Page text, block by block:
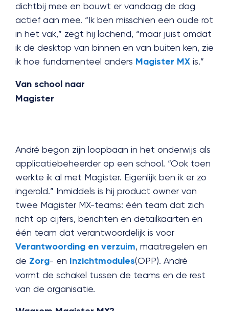
dichtbij mee en bouwt er vandaag de dag
actief aan mee. “Ik ben misschien een oude rot
in het vak,” zegt hij lachend, “maar juist omdat
ik de desktop van binnen en van buiten ken, zie
ik hoe fundamenteel anders Magister MX is.”
Van school naar
Magister
André begon zijn loopbaan in het onderwijs als
applicatiebeheerder op een school. “Ook toen
werkte ik al met Magister. Eigenlijk ben ik er zo
ingerold.” Inmiddels is hij product owner van
twee Magister MX-teams: één team dat zich
richt op cijfers, berichten en detailkaarten en
één team dat verantwoordelijk is voor
Verantwoording en verzuim, maatregelen en
de Zorg- en Inzichtmodules(OPP). André
vormt de schakel tussen de teams en de rest
van de organisatie.